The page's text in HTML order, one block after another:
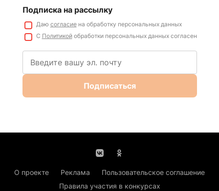
Подписка на рассылку
Даю согласиена обработку персональных данных
С Политикойобработки персональных данных согласен
Подписаться
О проекте Реклама
Пользовательское соглашение
Правила участия в конкурсах